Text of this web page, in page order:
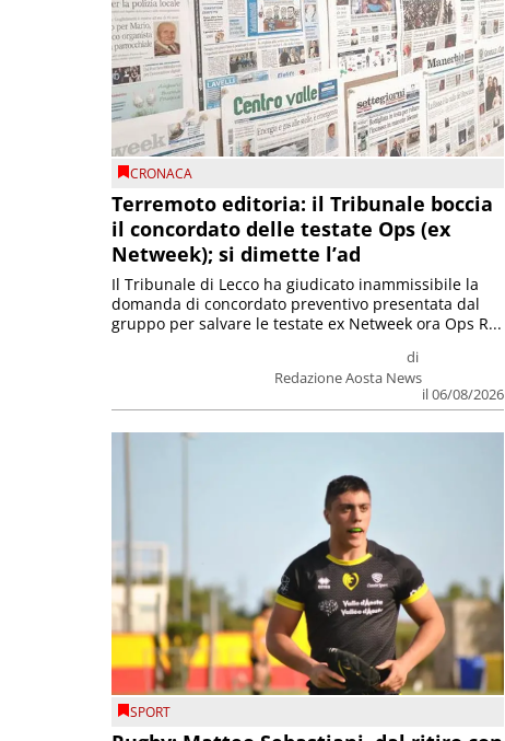
CRONACA
Terremoto editoria: il Tribunale boccia
il concordato delle testate Ops (ex
Netweek); si dimette l’ad
di
Redazione Aosta News
il 06/08/2026
Il Tribunale di Lecco ha giudicato inammissibile la
domanda di concordato preventivo presentata dal
gruppo per salvare le testate ex Netweek ora Ops R...
SPORT